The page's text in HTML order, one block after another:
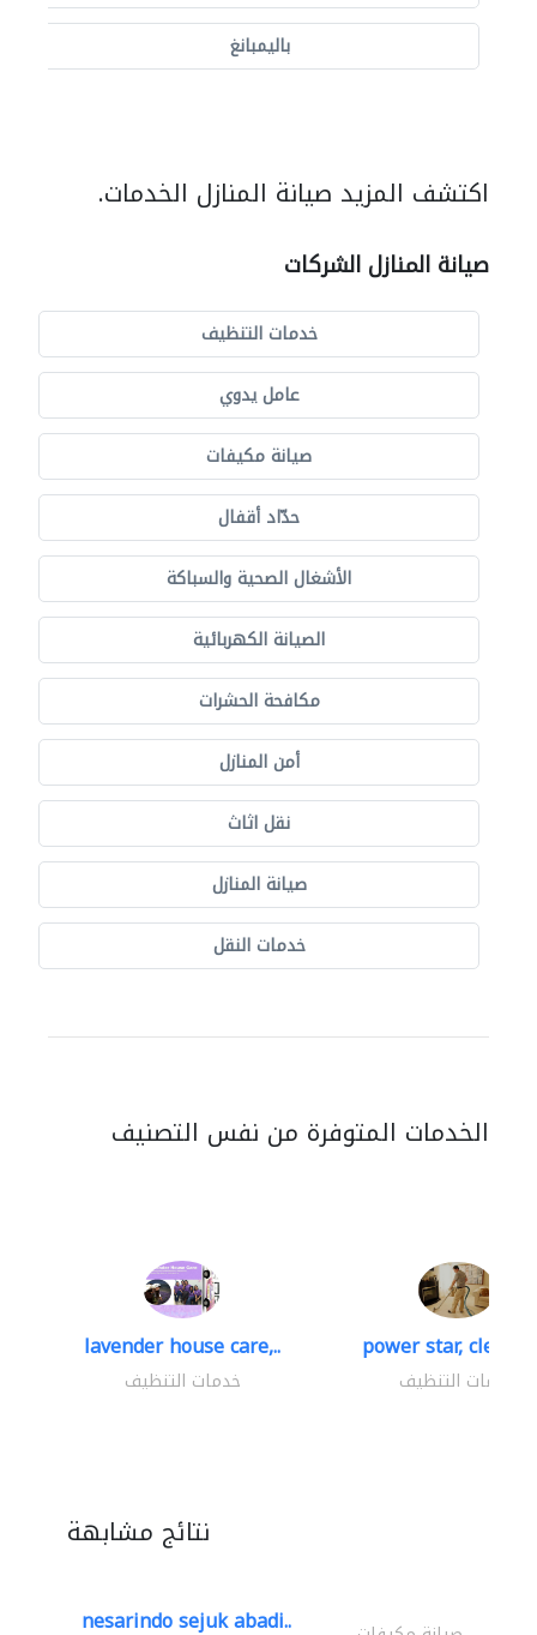
باليمبانغ
اكتشف المزيد صيانة المنازل الخدمات.
صيانة المنازل الشركات
خدمات التنظيف
عامل يدوي
صيانة مكيفات
حدّاد أقفال
الأشغال الصحية والسباكة
الصيانة الكهربائية
مكافحة الحشرات
أمن المنازل
نقل اثاث
صيانة المنازل
خدمات النقل
الخدمات المتوفرة من نفس التصنيف
lavender house care,..
خدمات التنظيف
power star,
خدمات التنظيف
نتائج مشابهة
nesarindo sejuk abadi..